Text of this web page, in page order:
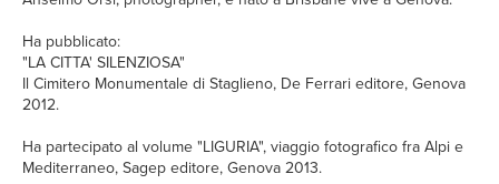
Ha pubblicato:
"LA CITTA' SILENZIOSA"
Il Cimitero Monumentale di Staglieno, De Ferrari editore, Genova
2012.
Ha partecipato al volume "LIGURIA", viaggio fotografico fra Alpi e
Mediterraneo, Sagep editore, Genova 2013.